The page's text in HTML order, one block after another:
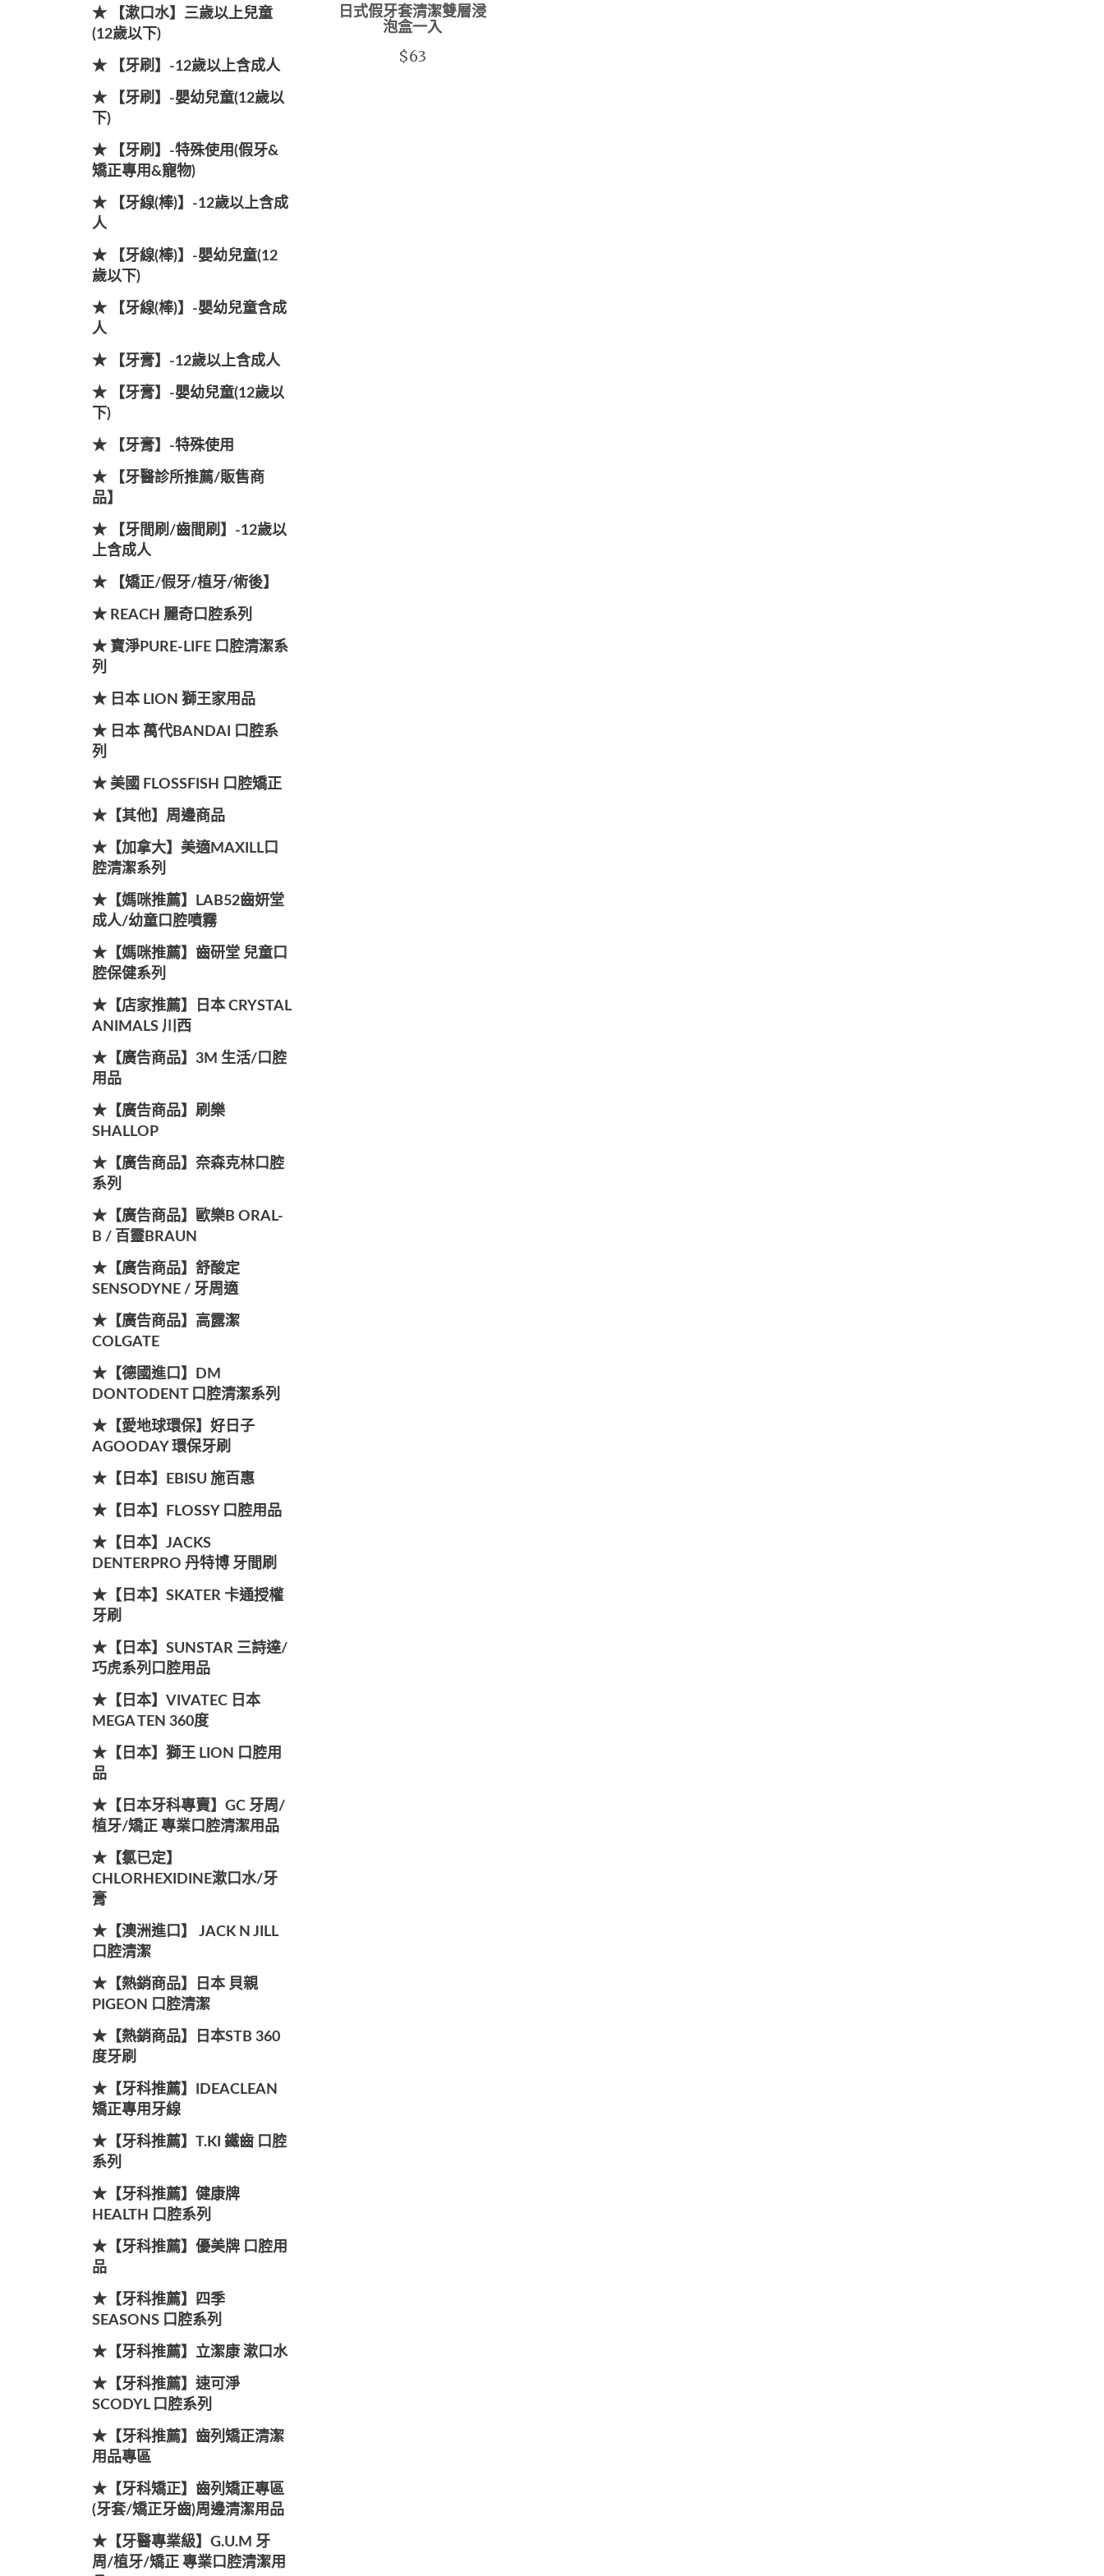
★ 【漱口水】三歲以上兒童
(12歲以下)
★ 【牙刷】-12歲以上含成人
★ 【牙刷】-嬰幼兒童(12歲以
下)
★ 【牙刷】-特殊使用(假牙&
矯正專用&寵物)
★ 【牙線(棒)】-12歲以上含成
人
★ 【牙線(棒)】-嬰幼兒童(12
歲以下)
★ 【牙線(棒)】-嬰幼兒童含成
人
★ 【牙膏】-12歲以上含成人
★ 【牙膏】-嬰幼兒童(12歲以
下)
★ 【牙膏】-特殊使用
★ 【牙醫診所推薦/販售商
品】
★ 【牙間刷/齒間刷】-12歲以
上含成人
★ 【矯正/假牙/植牙/術後】
★ REACH 麗奇口腔系列
★ 寶淨PURE-LIFE 口腔清潔系
列
★ 日本 LION 獅王家用品
★ 日本 萬代BANDAI 口腔系
列
★ 美國 FLOSSFISH 口腔矯正
★【其他】周邊商品
★【加拿大】美適MAXILL口
腔清潔系列
★【媽咪推薦】LAB52齒妍堂
成人/幼童口腔噴霧
★【媽咪推薦】齒研堂 兒童口
腔保健系列
★【店家推薦】日本 CRYSTAL
ANIMALS 川西
★【廣告商品】3M 生活/口腔
用品
★【廣告商品】刷樂
SHALLOP
★【廣告商品】奈森克林口腔
系列
★【廣告商品】歐樂B ORAL-
B / 百靈BRAUN
★【廣告商品】舒酸定
SENSODYNE / 牙周適
★【廣告商品】高露潔
COLGATE
★【德國進口】DM
DONTODENT 口腔清潔系列
★【愛地球環保】好日子
AGOODAY 環保牙刷
★【日本】EBISU 施百惠
★【日本】FLOSSY 口腔用品
★【日本】JACKS
DENTERPRO 丹特博 牙間刷
★【日本】SKATER 卡通授權
牙刷
★【日本】SUNSTAR 三詩達/
巧虎系列口腔用品
★【日本】VIVATEC 日本
MEGA TEN 360度
★【日本】獅王 LION 口腔用
品
★【日本牙科專賣】GC 牙周/
植牙/矯正 專業口腔清潔用品
★【氯已定】
CHLORHEXIDINE漱口水/牙
膏
★【澳洲進口】 JACK N JILL
口腔清潔
★【熱銷商品】日本 貝親
PIGEON 口腔清潔
★【熱銷商品】日本STB 360
度牙刷
★【牙科推薦】IDEACLEAN
矯正專用牙線
★【牙科推薦】T.KI 鐵齒 口腔
系列
★【牙科推薦】健康牌
HEALTH 口腔系列
★【牙科推薦】優美牌 口腔用
品
★【牙科推薦】四季
SEASONS 口腔系列
★【牙科推薦】立潔康 漱口水
★【牙科推薦】速可淨
SCODYL 口腔系列
★【牙科推薦】齒列矯正清潔
用品專區
★【牙科矯正】齒列矯正專區
(牙套/矯正牙齒)周邊清潔用品
★【牙醫專業級】G.U.M 牙
周/植牙/矯正 專業口腔清潔用
日式假牙套清潔雙層浸
泡盒一入
$63